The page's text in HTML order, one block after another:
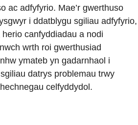
ac adfyfyrio. Mae’r gwerthuso
i ddatblygu sgiliau adfyfyrio,
canfyddiadau a nodi
wrth roi gwerthusiad
ymateb yn gadarnhaol i
datrys problemau trwy
celfyddydol.